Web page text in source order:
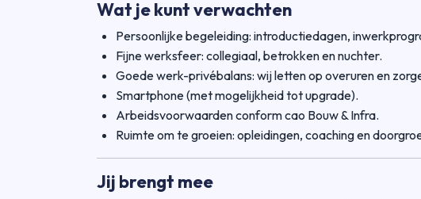
Wat je kunt verwachten
Persoonlijke begeleiding: introductiedagen,
Fijne werksfeer: collegiaal, betrokken en nuchter.
Goede werk-privébalans: wij letten op overuren en
Smartphone (met mogelijkheid tot upgrade).
Arbeidsvoorwaarden conform cao Bouw & Infra.
Ruimte om te groeien: opleidingen, coaching en
Jij brengt mee